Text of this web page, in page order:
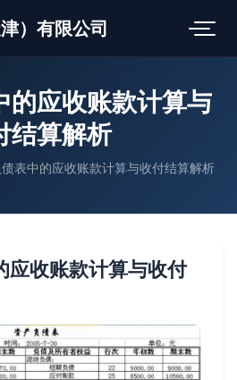
）有限公司
的应收账款计算与
结算解析
表中的应收账款计算与收付结算解析
应收账款计算与收付